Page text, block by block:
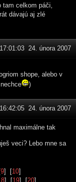
tam celkom páči,
dávajú aj zlé
17:01:03 24. února 2007
shope, alebo v
)
16:42:05 24. února 2007
maximálne tak
veci? Lebo mne sa
9] [10]
] [19] [20]